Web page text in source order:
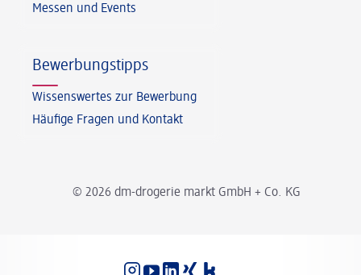
© 2026 dm-drogerie markt GmbH + Co. KG
Messen und Events
Bewerbungstipps
Wissenswertes zur Bewerbung
Häufige Fragen und Kontakt